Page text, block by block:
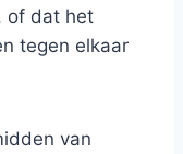
of dat het
tegen elkaar
van